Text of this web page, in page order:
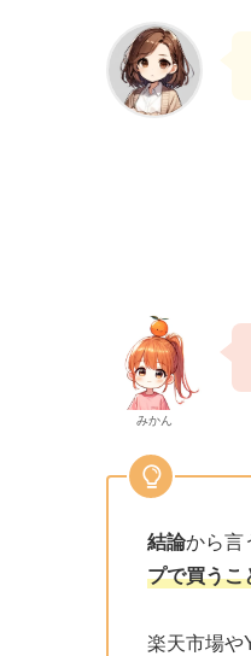
みかん
結論から言
プで買うこ
楽天市場や